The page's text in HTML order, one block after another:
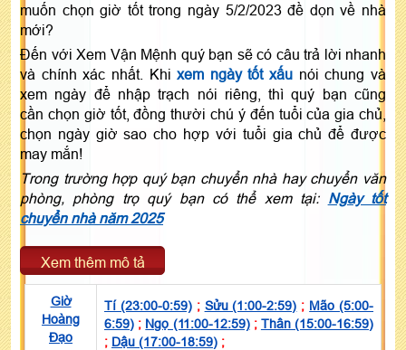
muốn chọn giờ tốt trong ngày 5/2/2023 đề dọn về nhà
mới?
Đến với Xem Vận Mệnh quý bạn sẽ có câu trả lời nhanh
và chính xác nhất. Khixem ngày tốt xấu nói chung và
xem ngày để nhập trạch nói riêng, thì quý bạn cũng
cần chọn giờ tốt, đồng thười chú ý đến tuổi của gia chủ,
chọn ngày giờ sao cho hợp với tuổi gia chủ để được
may mắn!
Trong trường hợp quý bạn chuyển nhà hay chuyển văn
phòng, phòng trọ quý bạn có thể xem tại: Ngày tốt
chuyển nhà năm 2025
Xem thêm mô tả
Giờ
Hoàng
Đạo
Tí (23:00-0:59); Sửu (1:00-2:59) ; Mão (5:00-
6:59) ; Ngọ (11:00-12:59); Thân (15:00-16:59)
; Dậu (17:00-18:59) ;